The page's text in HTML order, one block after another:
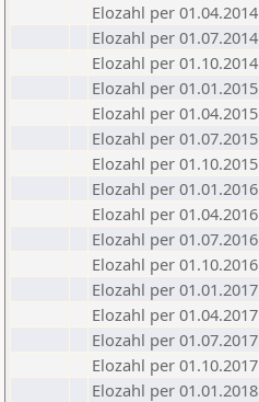
Elozahl per 01.04.2014
Elozahl per 01.07.2014
Elozahl per 01.10.2014
Elozahl per 01.01.2015
Elozahl per 01.04.2015
Elozahl per 01.07.2015
Elozahl per 01.10.2015
Elozahl per 01.01.2016
Elozahl per 01.04.2016
Elozahl per 01.07.2016
Elozahl per 01.10.2016
Elozahl per 01.01.2017
Elozahl per 01.04.2017
Elozahl per 01.07.2017
Elozahl per 01.10.2017
Elozahl per 01.01.2018